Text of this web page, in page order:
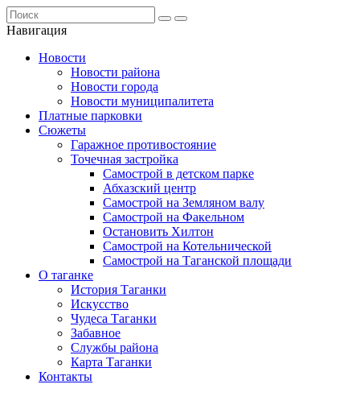
Навигация
Новости
Новости района
Новости города
Новости муниципалитета
Платные парковки
Сюжеты
Гаражное противостояние
Точечная застройка
Самострой в детском парке
Абхазский центр
Самострой на Земляном валу
Самострой на Факельном
Остановить Хилтон
Самострой на Котельнической
Самострой на Таганской площади
О таганке
История Таганки
Искусство
Чудеса Таганки
Забавное
Службы района
Карта Таганки
Контакты